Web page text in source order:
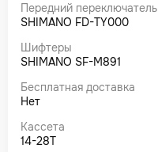
Передний переключатель
SHIMANO FD-TY000
Шифтеры
SHIMANO SF-M891
Бесплатная доставка
Нет
Кассета
14-28Т